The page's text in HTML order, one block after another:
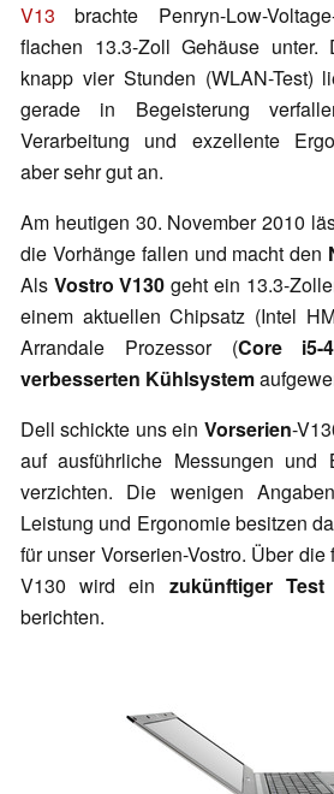
V13 brachte Penryn-Low-
flachen 13.3-Zoll Gehäuse unter.
knapp vier Stunden (WLAN-Test)
gerade in Begeisterung
Verarbeitung und exzellente
aber sehr gut an.
Am heutigen 30. November 2010
die Vorhänge fallen und macht den
Als Vostro V130geht ein 13.3-
einem aktuellen Chipsatz (Intel
Arrandale Prozessor (Core i5-
verbesserten Kühlsystem
Dell schickte uns ein Vorserien-
auf ausführliche Messungen und
verzichten. Die wenigen
Leistung und Ergonomie besitzen
für unser Vorserien-Vostro. Über
V130 wird ein zukünftiger Test
berichten.